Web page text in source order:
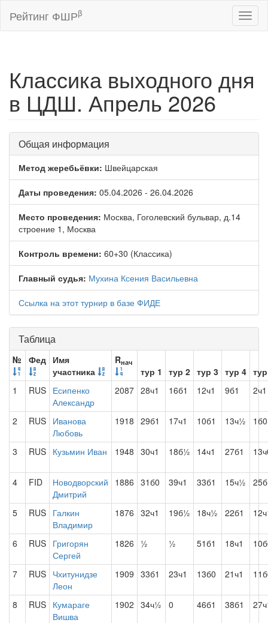
Рейтинг ФШРβ
Классика выходного дня
в ЦДШ. Апрель 2026
Общая информация
Метод жеребьёвки: Швейцарская
Даты проведения: 05.04.2026 - 26.04.2026
Место проведения: Москва, Гоголевский бульвар, д.14
строение 1, Москва
Контроль времени: 60+30 (Классика)
Главный судья: Мухина Ксения Васильевна
Ссылка на этот турнир в базе ФИДЕ
Таблица
№ Фед Имя
участника
Rнач
тур 1 тур 2 тур 3 тур 4
1
RUS Есипенко
Александр
2087 28ч1 16б1 12ч1 9б1 2ч1
2 RUS Иванова
Любовь
1918 29б1 17ч1 10б1 13ч½ 1б0
3 RUS Кузьмин Иван 1948 30ч1 18б½ 14ч1 27б1
4 FID
Новодворский
Дмитрий
1886 31б0 39ч1 33б1 15ч½
5 RUS Галкин
Владимир
1876 32ч1 19б½ 18ч½ 22б1
6 RUS Григорян
Сергей
1826 ½ ½ 51б1 18ч1
7 RUS Чхитунидзе
Леон
1909 33б1 23ч1 13б0 21ч1
8 RUS Кумараге
Вишва
1902 34ч½ 0 46б1 38б1